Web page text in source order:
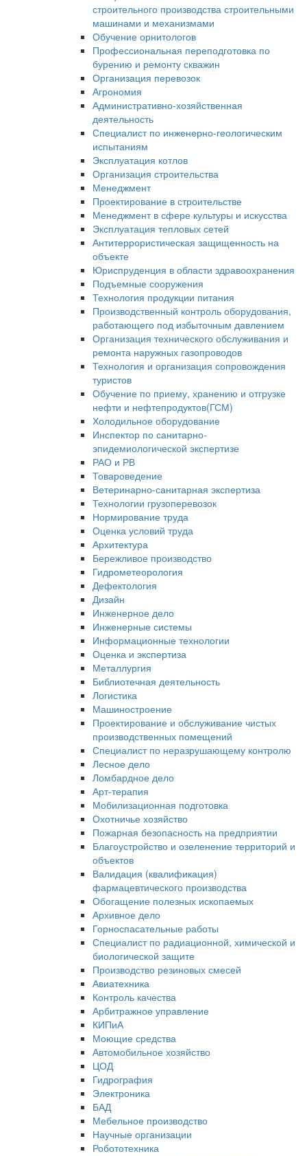
строительного производства строительными
машинами и механизмами
Обучение орнитологов
Профессиональная переподготовка по
бурению и ремонту скважин
Организация перевозок
Агрономия
Административно-хозяйственная
деятельность
Специалист по инженерно-геологическим
испытаниям
Эксплуатация котлов
Организация строительства
Менеджмент
Проектирование в строительстве
Менеджмент в сфере культуры и искусства
Эксплуатация тепловых сетей
Антитеррористическая защищенность на
объекте
Юриспруденция в области здравоохранения
Подъемные сооружения
Технология продукции питания
Производственный контроль оборудования,
работающего под избыточным давлением
Организация технического обслуживания и
ремонта наружных газопроводов
Технология и организация сопровождения
туристов
Обучение по приему, хранению и отгрузке
нефти и нефтепродуктов(ГСМ)
Холодильное оборудование
Инспектор по санитарно-
эпидемиологической экспертизе
РАО и РВ
Товароведение
Ветеринарно-санитарная экспертиза
Технологии грузоперевозок
Нормирование труда
Оценка условий труда
Архитектура
Бережливое производство
Гидрометеорология
Дефектология
Дизайн
Инженерное дело
Инженерные системы
Информационные технологии
Оценка и экспертиза
Металлургия
Библиотечная деятельность
Логистика
Машиностроение
Проектирование и обслуживание чистых
производственных помещений
Специалист по неразрушающему контролю
Лесное дело
Ломбардное дело
Арт-терапия
Мобилизационная подготовка
Охотничье хозяйство
Пожарная безопасность на предприятии
Благоустройство и озеленение территорий и
объектов
Валидация (квалификация)
фармацевтического производства
Обогащение полезных ископаемых
Архивное дело
Горноспасательные работы
Специалист по радиационной, химической и
биологической защите
Производство резиновых смесей
Авиатехника
Контроль качества
Арбитражное управление
КИПиА
Моющие средства
Автомобильное хозяйство
ЦОД
Гидрография
Электроника
БАД
Мебельное производство
Научные организации
Робототехника